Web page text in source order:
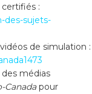
:
des-sujets-
de simulation :
médias
Canadapour